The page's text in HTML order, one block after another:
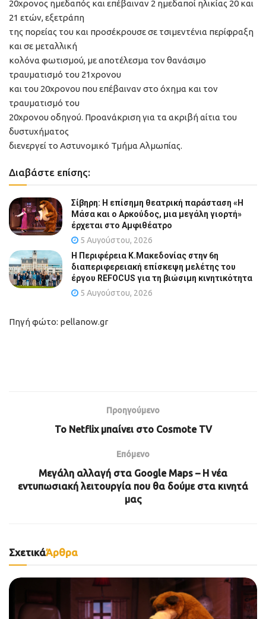
20χρονος ημεδαπός και επέβαιναν 2 ημεδαποί ηλικίας 20 και
21 ετών, εξετράπη
της πορείας του και προσέκρουσε σε τσιμεντένια περίφραξη
και σε μεταλλική
κολόνα φωτισμού, με αποτέλεσμα τον θανάσιμο
τραυματισμό του 21χρονου
και του 20χρονου που επέβαιναν στο όχημα και τον
τραυματισμό του
20χρονου οδηγού. Προανάκριση για τα ακριβή αίτια του
δυστυχήματος
διενεργεί το Αστυνομικό Τμήμα Αλμωπίας.
Διαβάστε επίσης:
Σίβηρη: Η επίσημη θεατρική παράσταση «Η
Μάσα και ο Αρκούδος, μια μεγάλη γιορτή»
έρχεται στο Αμφιθέατρο
5 Αυγούστου, 2026
Η Περιφέρεια Κ.Μακεδονίας στην 6η
διαπεριφερειακή επίσκεψη μελέτης του
έργου REFOCUS για τη βιώσιμη κινητικότητα
5 Αυγούστου, 2026
Πηγή φώτο: pellanow.gr
Προηγούμενο
Το Netflix μπαίνει στο Cosmote TV
Επόμενο
Μεγάλη αλλαγή στα Google Maps – Η νέα
εντυπωσιακή λειτουργία που θα δούμε στα κινητά
μας
ΣχετικάΆρθρα